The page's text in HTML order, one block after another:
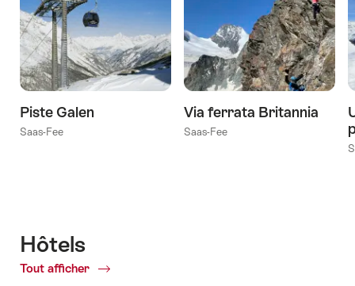
Piste Galen
Saas-Fee
Via ferrata Britannia
Saas-Fee
Hôtels
Tout afficher
of